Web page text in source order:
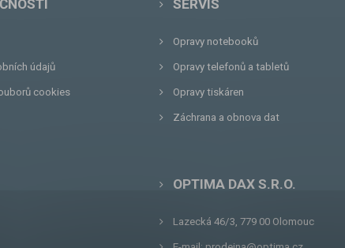
údajů
cookies
SERVIS
Opravy notebooků
Opravy telefonů a tabletů
Opravy tiskáren
Záchrana a obnova dat
OPTIMA DAX S.R.O.
Lazecká 46/3, 779 00 Olomouc